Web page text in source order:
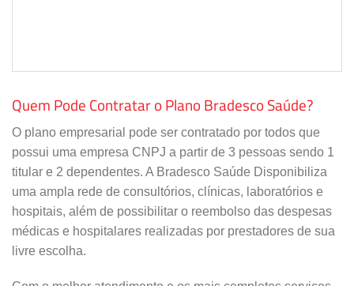
Quem Pode Contratar o Plano Bradesco Saúde?
O plano empresarial pode ser contratado por todos que
possui uma empresa CNPJ a partir de 3 pessoas sendo 1
titular e 2 dependentes. A Bradesco Saúde Disponibiliza
uma ampla rede de consultórios, clínicas, laboratórios e
hospitais, além de possibilitar o reembolso das despesas
médicas e hospitalares realizadas por prestadores de sua
livre escolha.